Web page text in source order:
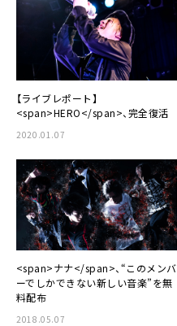
【ライブレポート】
<span>HERO</span>、完全復活
2020.01.07
<span>ナナ</span>、“このメンバ
ーでしかできない新しい音楽”を無
料配布
2018.05.07